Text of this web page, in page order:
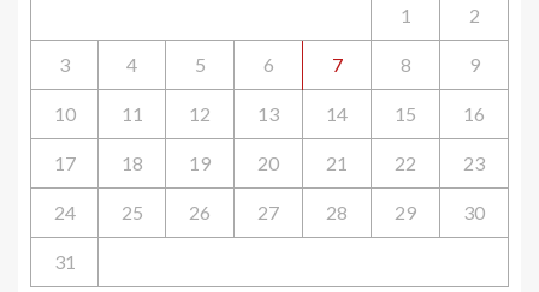
1 2
3 4 5 6 7 8 9
10 11 12 13 14 15 16
17 18 19 20 21 22 23
24 25 26 27 28 29 30
31